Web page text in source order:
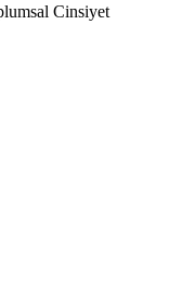
Cinsiyet